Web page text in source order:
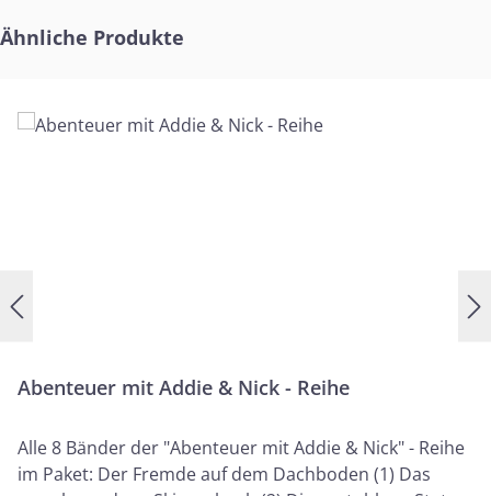
Produktgalerie überspringen
Ähnliche Produkte
Abenteuer mit Addie & Nick - Reihe
Alle 8 Bänder der "Abenteuer mit Addie & Nick" - Reihe
im Paket: Der Fremde auf dem Dachboden (1) Das